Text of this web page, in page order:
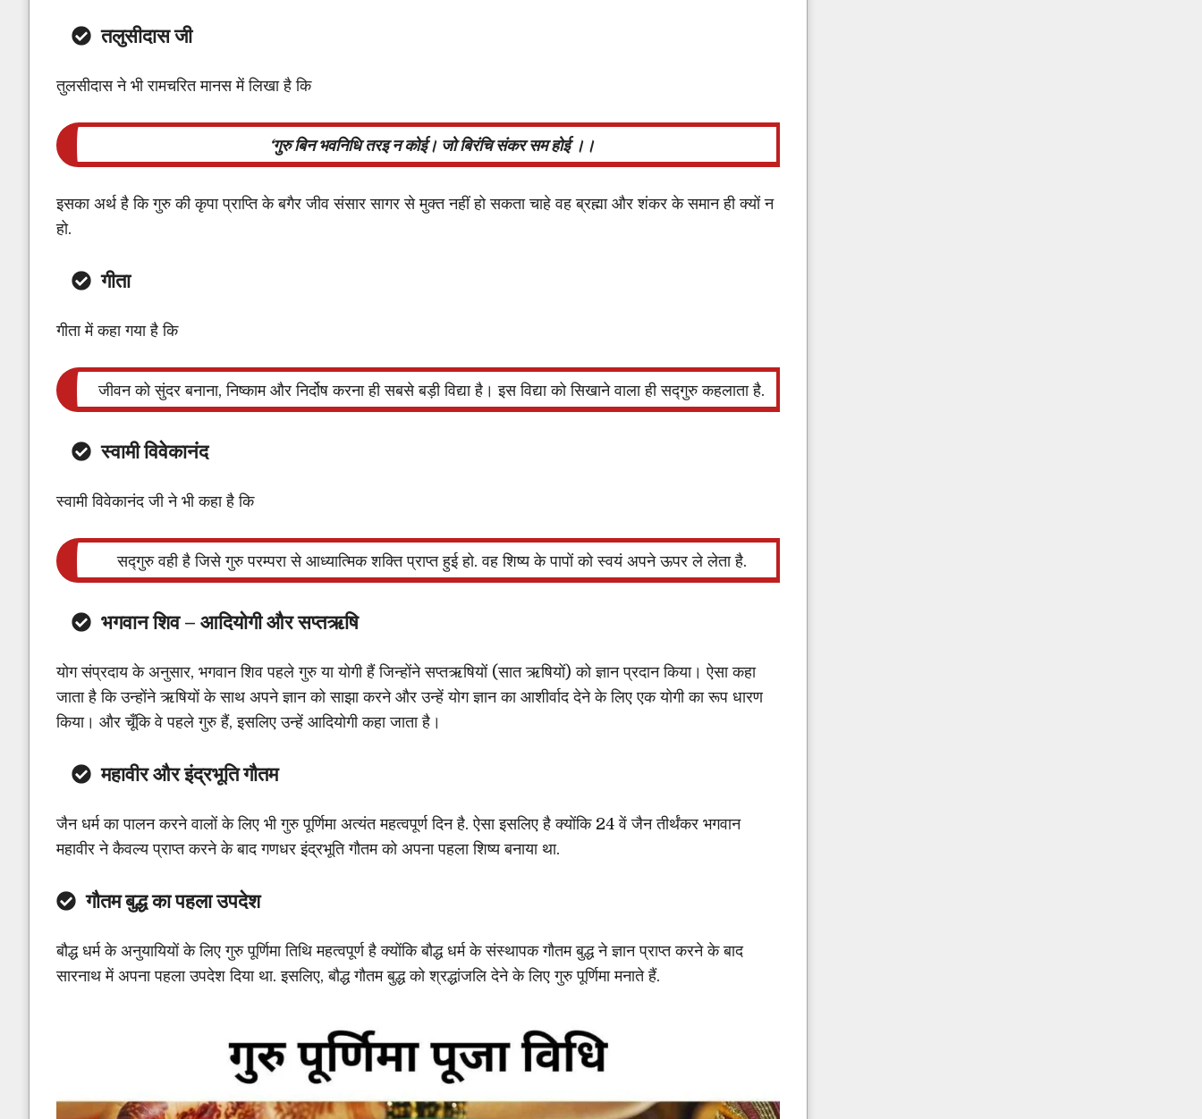
तलुसीदास जी
तुलसीदास ने भी रामचरित मानस में लिखा है कि
‘गुरु बिन भवनिधि तरइ न कोई। जो बिरंचि संकर सम होई ।।
इसका अर्थ है कि गुरु की कृपा प्राप्ति के बगैर जीव संसार सागर से मुक्त नहीं हो सकता चाहे वह ब्रह्मा और शंकर के समान ही क्यों न
हो.
गीता
गीता में कहा गया है कि
जीवन को सुंदर बनाना, निष्काम और निर्दोष करना ही सबसे बड़ी विद्या है। इस विद्या को सिखाने वाला ही सद्गुरु कहलाता है.
स्वामी विवेकानंद
स्वामी विवेकानंद जी ने भी कहा है कि
सद्गुरु वही है जिसे गुरु परम्परा से आध्यात्मिक शक्ति प्राप्त हुई हो. वह शिष्य के पापों को स्वयं अपने ऊपर ले लेता है.
भगवान शिव – आदियोगी और सप्तऋषि
योग संप्रदाय के अनुसार, भगवान शिव पहले गुरु या योगी हैं जिन्होंने सप्तऋषियों (सात ऋषियों) को ज्ञान प्रदान किया। ऐसा कहा
जाता है कि उन्होंने ऋषियों के साथ अपने ज्ञान को साझा करने और उन्हें योग ज्ञान का आशीर्वाद देने के लिए एक योगी का रूप धारण
किया। और चूँकि वे पहले गुरु हैं, इसलिए उन्हें आदियोगी कहा जाता है।
महावीर और इंद्रभूति गौतम
जैन धर्म का पालन करने वालों के लिए भी गुरु पूर्णिमा अत्यंत महत्वपूर्ण दिन है. ऐसा इसलिए है क्योंकि 24 वें जैन तीर्थंकर भगवान
महावीर ने कैवल्य प्राप्त करने के बाद गणधर इंद्रभूति गौतम को अपना पहला शिष्य बनाया था.
गौतम बुद्ध का पहला उपदेश
बौद्ध धर्म के अनुयायियों के लिए गुरु पूर्णिमा तिथि महत्वपूर्ण है क्योंकि बौद्ध धर्म के संस्थापक गौतम बुद्ध ने ज्ञान प्राप्त करने के बाद
सारनाथ में अपना पहला उपदेश दिया था. इसलिए, बौद्ध गौतम बुद्ध को श्रद्धांजलि देने के लिए गुरु पूर्णिमा मनाते हैं.